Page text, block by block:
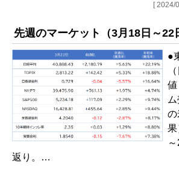
[ 2024/
先週のマーケット（3月18日～22
●
の
果
返り。…